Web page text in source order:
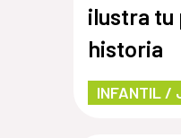
ilustra tu
historia
INFANTIL /